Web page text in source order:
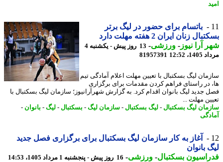
باتسام برای حضور در لیگ برتر
زنان ایران 2 هفته مهلت دارد
آرا نیوز-ورزشی-
13 روز پیش - یکشنبه 4
12:52
81957391
لیگ بسکتبال با تعیین مهلت اعلام آمادگی تیم
در راستای فراهم کردن مقدمات برای برگزاری
جدید لیگ بانوان اقدام کرد. به گزارش شهرآرانیوز؛ سازمان لیگ بسکتبال با
مهلت ...
لیگ بسکتبال-لیگ بسکتبال-سازمان لیگ -بسکتبال-لیگ-بانوان-
آغاز به کار سازمان لیگ بسکتبال برای برگزاری فصل جدید
بانوان
بسکتبال-ورزشی-16 روز پیش - پنجشنبه 1 مرداد 1405، 14:53